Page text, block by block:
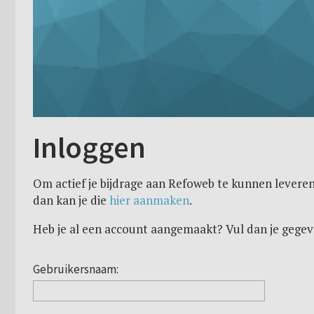
Inloggen
Om actief je bijdrage aan Refoweb te kunnen
dan kan je die hier aanmaken.
Heb je al een account aangemaakt? Vul dan je
Gebruikersnaam: